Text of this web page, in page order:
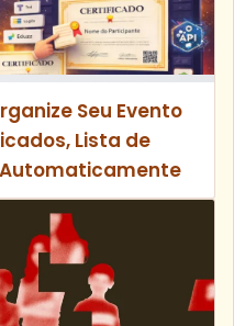
Seu Evento
Lista de